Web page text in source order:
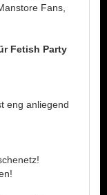
Fans,
Fetish Party
eng anliegend